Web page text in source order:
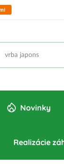
Novinky
Realizácie